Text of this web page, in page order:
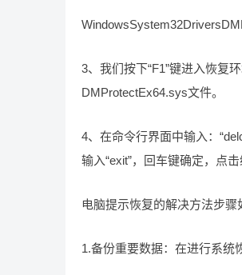
3、我们按下“F1”键进入恢复
DMProtectEx64.sys文件。
4、在命令行界面中输入：
输入“exit”，回车键确定，点
电脑提示恢复的解决方法步骤
1.备份重要数据：在进行系统